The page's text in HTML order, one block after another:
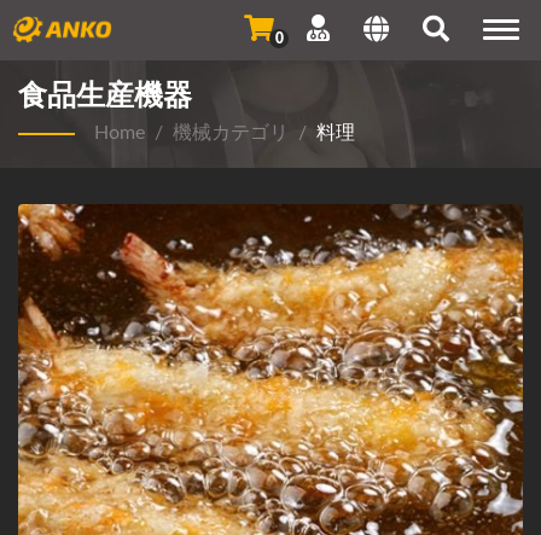
0
食品生産機器
Home / 機械カテゴリ / 料理